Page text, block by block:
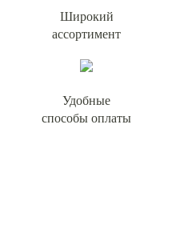
Широкий
ассортимент
Удобные
способы оплаты